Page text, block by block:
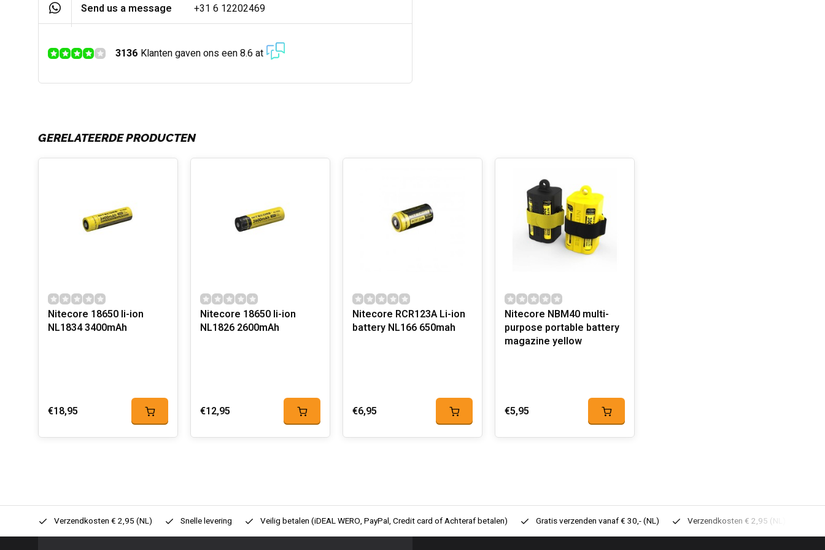
Send us a message +31 6 12202469
3136 Klanten gaven ons een 8.6 at
GERELATEERDE PRODUCTEN
Nitecore 18650 li-ion
NL1834 3400mAh
€18,95
Nitecore 18650 li-ion
NL1826 2600mAh
€12,95
Nitecore RCR123A Li-ion
battery NL166 650mah
€6,95
Nitecore NBM40 multi-
purpose portable battery
magazine yellow
€5,95
Verzendkosten € 2,95 (NL) Snelle levering Veilig betalen (iDEAL WERO, PayPal, Credit card of Achteraf betalen) Gratis verzenden vanaf € 30,- (NL) Verzendkosten € 2,95 (NL)